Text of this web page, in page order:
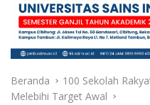
Beranda
100 Sekolah
Melebihi Target Awal